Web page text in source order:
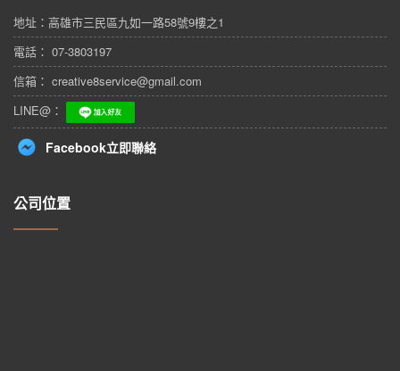
地址： 高雄市三民區九如一路58號9樓之1
電話： 07-3803197
信箱： creative8service@gmail.com
LINE@：
Facebook立即聯絡
公司位置